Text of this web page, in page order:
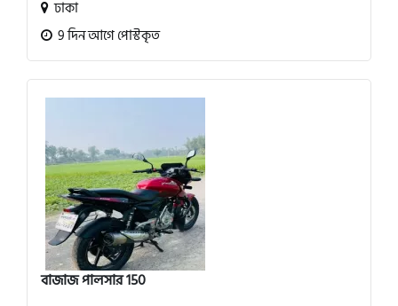
ঢাকা
9 দিন আগে পোস্টকৃত
বাজাজ পালসার 150